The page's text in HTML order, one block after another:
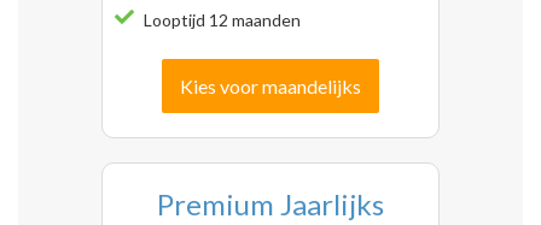
Looptijd 12 maanden
Kies voor maandelijks
Premium Jaarlijks